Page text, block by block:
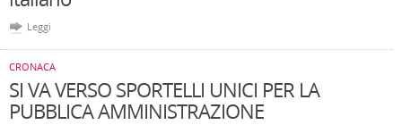
Leggi
CRONACA
SI VA VERSO SPORTELLI UNICI PER LA
PUBBLICA AMMINISTRAZIONE